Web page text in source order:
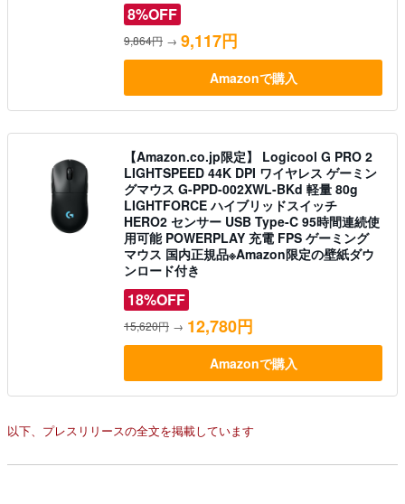
8%OFF
9,864円 → 9,117円
Amazonで購入
【Amazon.co.jp限定】 Logicool G PRO 2
LIGHTSPEED 44K DPI ワイヤレス ゲーミン
グマウス G-PPD-002XWL-BKd 軽量 80g
LIGHTFORCE ハイブリッドスイッチ
HERO2 センサー USB Type-C 95時間連続使
用可能 POWERPLAY 充電 FPS ゲーミング
マウス 国内正規品※Amazon限定の壁紙ダウ
ンロード付き
18%OFF
15,620円 → 12,780円
Amazonで購入
以下、プレスリリースの全文を掲載しています